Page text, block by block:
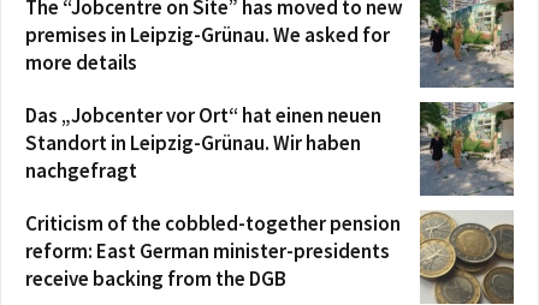
The “Jobcentre on Site” has moved to new
premises in Leipzig-Grünau. We asked for
more details
Das „Jobcenter vor Ort“ hat einen neuen
Standort in Leipzig-Grünau. Wir haben
nachgefragt
Criticism of the cobbled-together pension
reform: East German minister-presidents
receive backing from the DGB